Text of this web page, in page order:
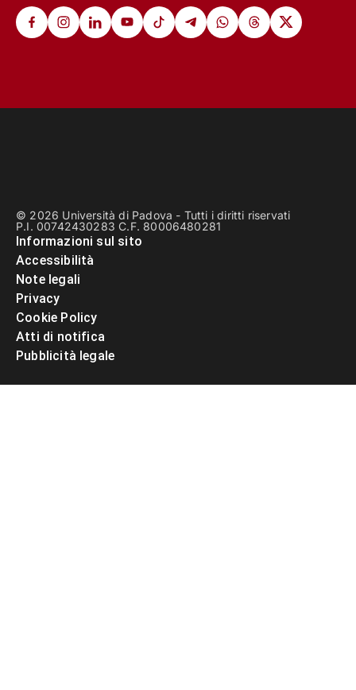
© 2026 Università di Padova - Tutti i diritti riservati
P.I. 00742430283 C.F. 80006480281
Informazioni sul sito
Accessibilità
Note legali
Privacy
Cookie Policy
Atti di notifica
Pubblicità legale